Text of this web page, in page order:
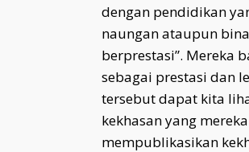
dengan pendidikan
naungan ataupun
berprestasi”. Mereka
sebagai prestasi dan
tersebut dapat kita
kekhasan yang
mempublikasikan